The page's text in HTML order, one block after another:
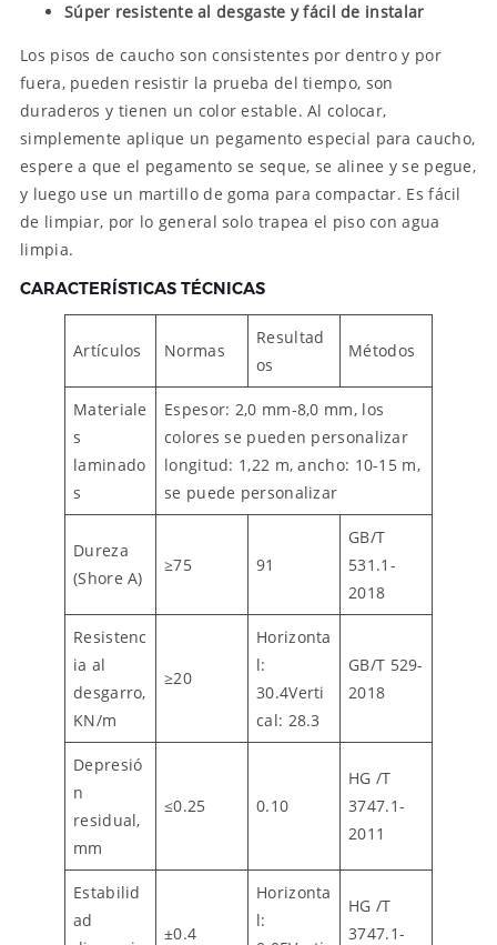
Súper resistente al desgaste y fácil de instalar
Los pisos de caucho son consistentes por dentro y por
fuera, pueden resistir la prueba del tiempo, son
duraderos y tienen un color estable. Al colocar,
simplemente aplique un pegamento especial para caucho,
espere a que el pegamento se seque, se alinee y se pegue,
y luego use un martillo de goma para compactar. Es fácil
de limpiar, por lo general solo trapea el piso con agua
limpia.
CARACTERÍSTICAS TÉCNICAS
Artículos Normas
Resultad
os
Métodos
Materiale
s
laminado
s
Espesor: 2,0 mm-8,0 mm, los
colores se pueden personalizar
longitud: 1,22 m, ancho: 10-15 m,
se puede personalizar
Dureza
(Shore A)
≥75 91
GB/T
531.1-
2018
Resistenc
ia al
desgarro,
KN/m
≥20
Horizonta
l:
30.4Verti
cal: 28.3
GB/T 529-
2018
Depresió
n
residual,
mm
≤0.25 0.10
HG /T
3747.1-
2011
Estabilid
ad
±0.4
Horizonta
l:
HG /T
3747.1-